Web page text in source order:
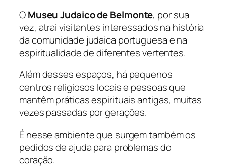
OMuseu Judaico de Belmonte, por sua
vez, atrai visitantes interessados na história
da comunidade judaica portuguesa e na
espiritualidade de diferentes vertentes.
Além desses espaços, há pequenos
centros religiosos locais e pessoas que
mantêm práticas espirituais antigas, muitas
vezes passadas por gerações.
É nesse ambiente que surgem também os
pedidos de ajuda para problemas do
coração.